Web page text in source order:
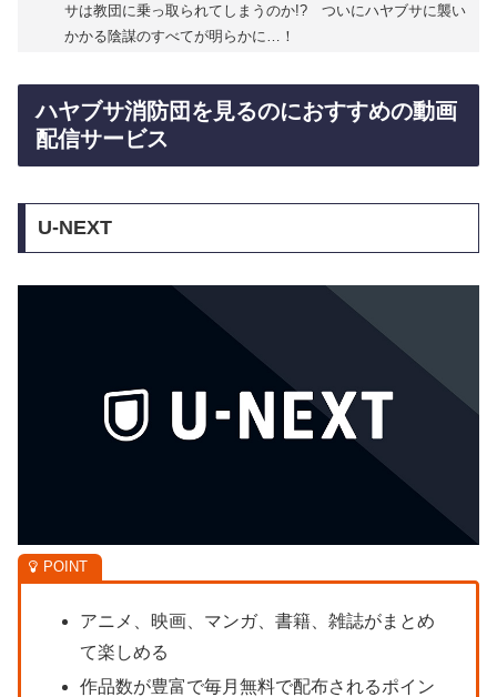
サは教団に乗っ取られてしまうのか!? ついにハヤブサに襲い
かかる陰謀のすべてが明らかに…！
ハヤブサ消防団を見るのにおすすめの動画
配信サービス
U-NEXT
アニメ、映画、マンガ、書籍、雑誌がまとめ
て楽しめる
作品数が豊富で毎月無料で配布されるポイン